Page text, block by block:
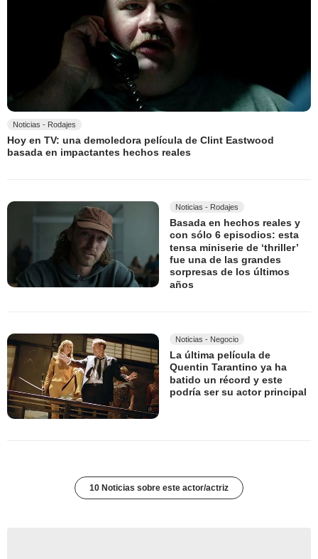
Noticias - Rodajes
Hoy en TV: una demoledora película de Clint Eastwood
basada en impactantes hechos reales
Noticias - Rodajes
Basada en hechos reales y
con sólo 6 episodios: esta
tensa miniserie de ‘thriller’
fue una de las grandes
sorpresas de los últimos
años
Noticias - Negocio
La última película de
Quentin Tarantino ya ha
batido un récord y este
podría ser su actor principal
10 Noticias sobre este actor/actriz